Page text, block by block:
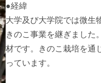
●経緯
大学及び大学院では微生
きのこ事業を継ぎました
材です。きのこ栽培を通
っています。